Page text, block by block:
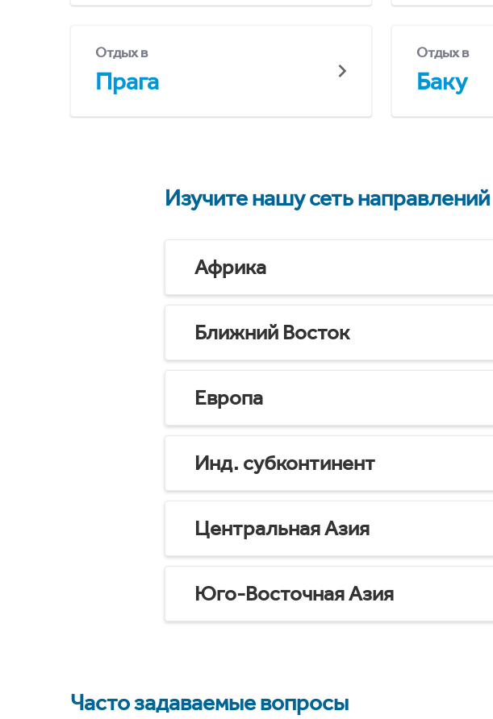
Отдых в
Прага
Отдых в
Баку
Изучите нашу сеть направлений
Африка
Ближний Восток
Европа
Инд. субконтинент
Центральная Азия
Юго-Восточная Азия
Часто задаваемые вопросы